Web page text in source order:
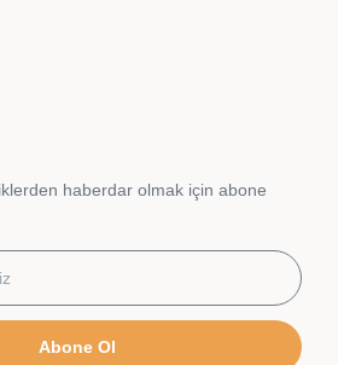
haberdar olmak için abone
Abone Ol